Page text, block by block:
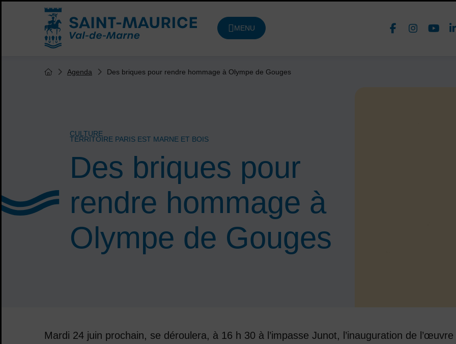
Accueil ville de Saint-Maurice
MENU
DE NAVIGATION PRINCIPALE Nous
Des briques pour
rendre hommage à
Olympe de Gouges
CULTURE
TERRITOIRE PARIS EST MARNE ET BOIS
Vous êtes ici :
Page d'accueil du site
Agenda Des briques pour rendre hommage à Olympe de Gouges
Mardi 24 juin prochain, se déroulera, à 16 h 30 à l’impasse Junot, l’inauguration de